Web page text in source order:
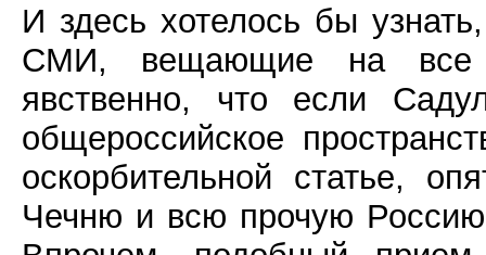
И здесь хотелось бы
СМИ, вещающие на все
явственно, что если
общероссийское
оскорбительной статье,
Чечню и всю прочую